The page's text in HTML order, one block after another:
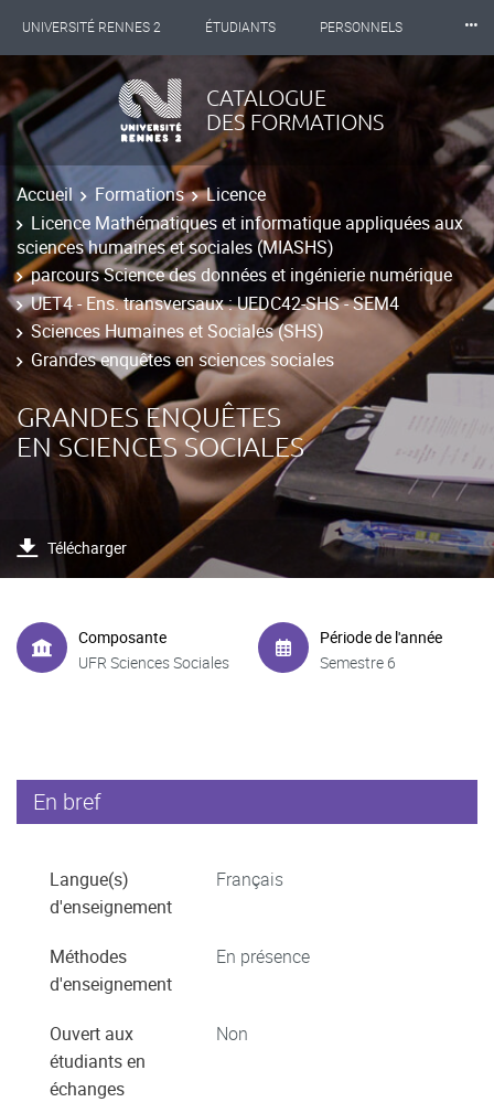
UNIVERSITÉ RENNES 2 ÉTUDIANTS PERSONNELS
INTERNATIONAL PROFESSIONNELS
LES NOUVELLES DE RENNES 2
⸱⸱⸱
CATALOGUE
DES FORMATIONS
Accueil Formations
Licence
Licence Mathématiques et informatique appliquées aux
sciences humaines et sociales (MIASHS)
parcours Science des données et ingénierie numérique
UET4 - Ens. transversaux : UEDC42-SHS - SEM4
Sciences Humaines et Sociales (SHS)
Grandes enquêtes en sciences sociales
GRANDES ENQUÊTES
EN SCIENCES SOCIALES
Télécharger
Composante
UFR Sciences Sociales
Période de l'année
Semestre 6
En bref
Langue(s)
d'enseignement
Français
Méthodes
d'enseignement
En présence
Ouvert aux
étudiants en
échanges
Non